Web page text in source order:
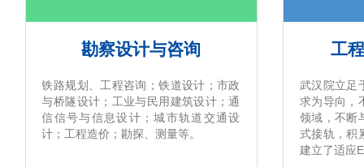
勘察设计与咨询
铁路规划、工程咨询；铁道设计；市政
与桥隧设计；工业与民用建筑设计；通
信信号与信息设计；城市轨道交通设
计；工程造价；勘探、测量等。
工
武汉院立足
求为导向，
领域，不断
式接轨，积
建立了适应